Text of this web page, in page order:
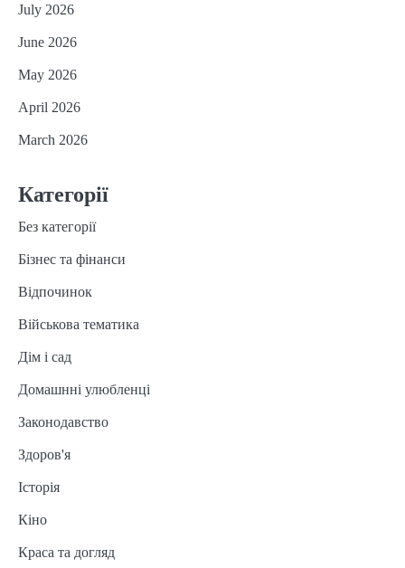
July 2026
June 2026
May 2026
April 2026
March 2026
Категорії
Без категорії
Бізнес та фінанси
Відпочинок
Військова тематика
Дім і сад
Домашнні улюбленці
Законодавство
Здоров'я
Історія
Кіно
Краса та догляд